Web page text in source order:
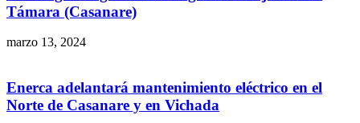
Támara (Casanare)
marzo 13, 2024
Enerca adelantará mantenimiento eléctrico en el
Norte de Casanare y en Vichada